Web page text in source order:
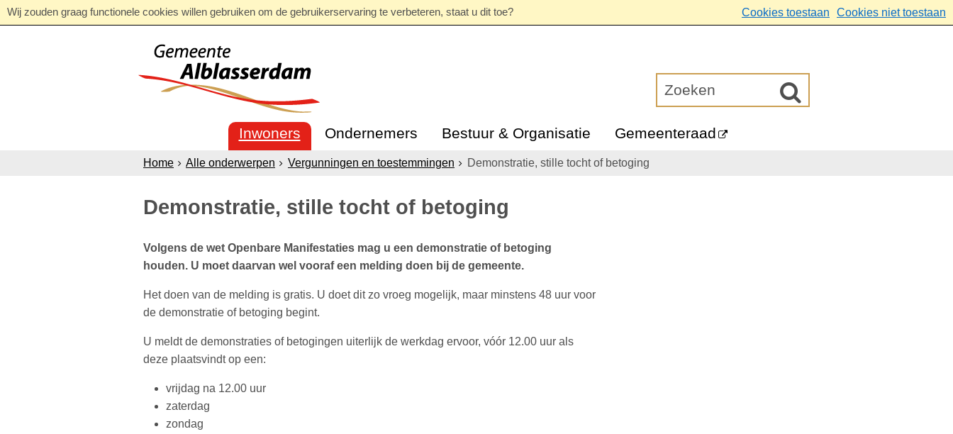
Wij zouden graag functionele cookies willen gebruiken om de gebruikerservaring te verbeteren, staat u dit toe? Cookies toestaan Cookies niet toestaan
Inwoners Ondernemers Bestuur & Organisatie Gemeenteraad
Home Alle onderwerpen Vergunningen en toestemmingen Demonstratie, stille tocht of betoging
Demonstratie, stille tocht of betoging
Volgens de wet Openbare Manifestaties mag u een demonstratie of betoging
houden. U moet daarvan wel vooraf een melding doen bij de gemeente.
Het doen van de melding is gratis. U doet dit zo vroeg mogelijk, maar minstens 48 uur voor
de demonstratie of betoging begint.
U meldt de demonstraties of betogingen uiterlijk de werkdag ervoor, vóór 12.00 uur als
deze plaatsvindt op een:
vrijdag na 12.00 uur
zaterdag
zondag